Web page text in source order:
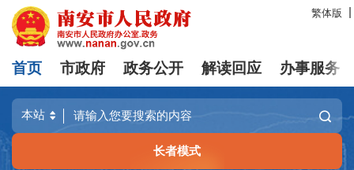
繁体版
首页 市政府 政务公开 解读回应 办事服务
长者模式